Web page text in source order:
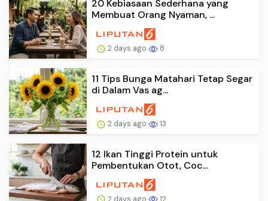
20 Kebiasaan Sederhana yang
Membuat Orang Nyaman, ...
2 days ago 8
11 Tips Bunga Matahari Tetap Segar
di Dalam Vas ag...
2 days ago 13
12 Ikan Tinggi Protein untuk
Pembentukan Otot, Coc...
2 days ago 12